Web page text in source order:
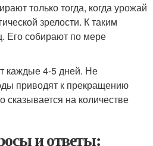
только тогда, когда урожай
зрелости. К таким
Его собирают по мере
каждые 4-5 дней. Не
приводят к прекращению
сказывается на количестве
и ответы: